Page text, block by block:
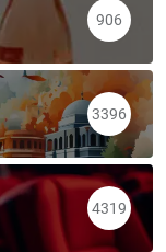
906
3396
4319